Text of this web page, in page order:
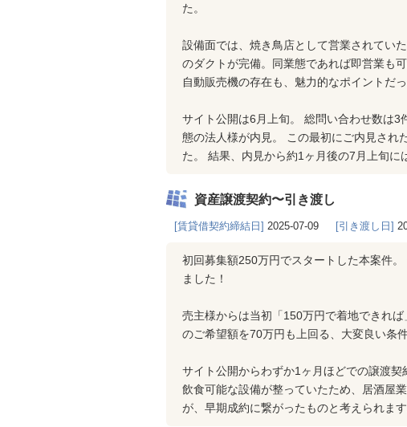
た。
設備面では、焼き鳥店として営業されてい
のダクトが完備。同業態であれば即営業も
自動販売機の存在も、魅力的なポイントだっ
サイト公開は6月上旬。 総問い合わせ数は
態の法人様が内見。 この最初にご内見され
た。 結果、内見から約1ヶ月後の7月上旬に
資産譲渡契約〜引き渡し
[賃貸借契約締結日] 2025-07-09 [引き渡し日]
初回募集額250万円でスタートした本案件
ました！
売主様からは当初「150万円で着地できれ
のご希望額を70万円も上回る、大変良い条
サイト公開からわずか1ヶ月ほどでの譲渡
飲食可能な設備が整っていたため、居酒屋
が、早期成約に繋がったものと考えられます